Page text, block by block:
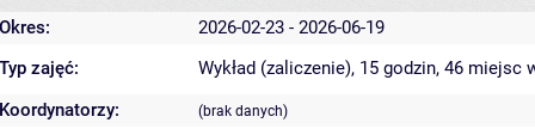
Okres:
2026-02-23 - 2026-06-19
Typ zajęć:
Wykład (zaliczenie), 15 godzin, 46 miejsc
Koordynatorzy:
(brak danych)